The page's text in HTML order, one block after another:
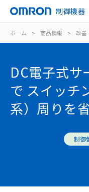
制御機器
ホーム > 商品情報 > 改善
DC電子式サ
で スイッチ
系）周りを
制御